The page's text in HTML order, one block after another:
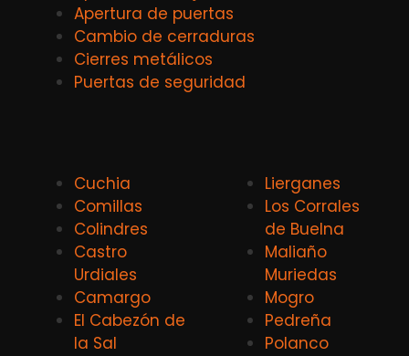
Apertura de puertas
Cambio de cerraduras
Cierres metálicos
Puertas de seguridad
Cuchia
Comillas
Colindres
Castro
Urdiales
Camargo
El Cabezón de
la Sal
Lierganes
Los Corrales
de Buelna
Maliaño
Muriedas
Mogro
Pedreña
Polanco